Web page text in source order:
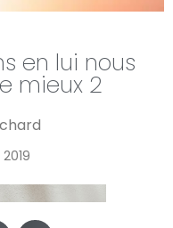
en lui nous
mieux 2